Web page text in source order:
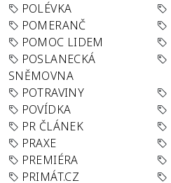
POLÉVKA
POMERANČ
POMOC LIDEM
POSLANECKÁ
SNĚMOVNA
POTRAVINY
POVÍDKA
PR ČLÁNEK
PRAXE
PREMIÉRA
PRIMÁT.CZ